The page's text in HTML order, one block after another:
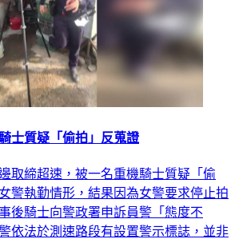
士質疑「偷拍」反蒐證
取締超速，被一名重機騎士質疑「偷
警執勤情形，結果因為女警要求停止拍
後騎士向警政署申訴員警「態度不
依法於測速路段有設置警示標誌，並非